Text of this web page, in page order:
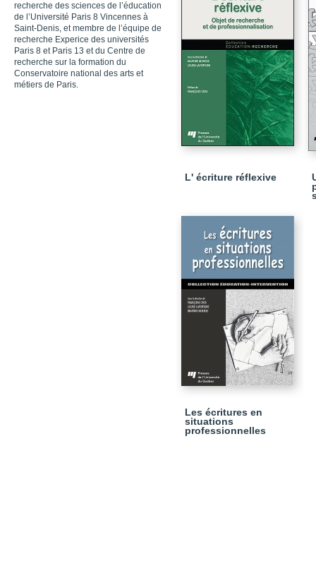
recherche des sciences de l’éducation
de l’Université Paris 8 Vincennes à
Saint-Denis, et membre de l’équipe de
recherche Experice des universités
Paris 8 et Paris 13 et du Centre de
recherche sur la formation du
Conservatoire national des arts et
métiers de Paris.
L' écriture réflexive
Les écritures en
situations
professionnelles